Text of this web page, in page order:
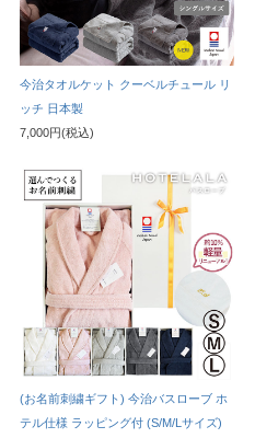
今治タオルケット クーベルチュール リ
ッチ 日本製
7,000円(税込)
(お名前刺繍ギフト) 今治バスローブ ホ
テル仕様 ラッピング付 (S/M/Lサイズ)